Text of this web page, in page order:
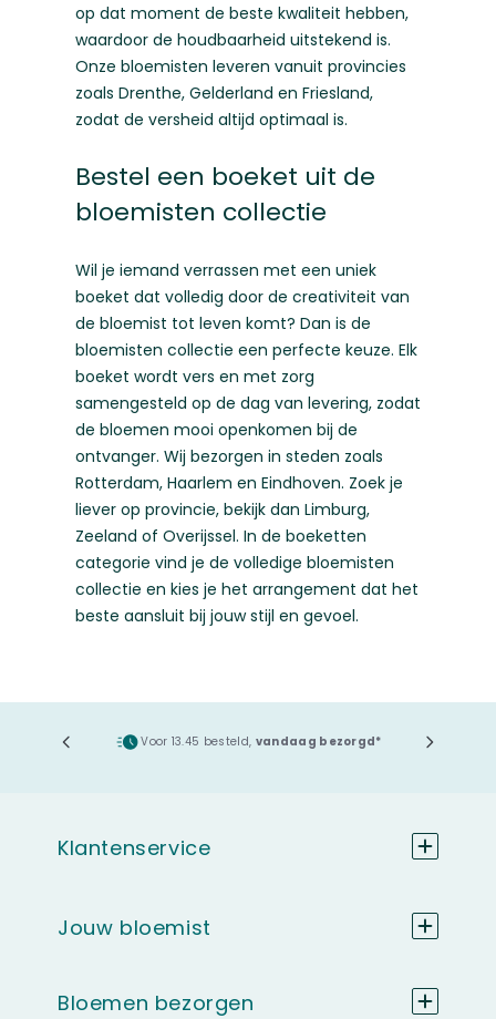
op dat moment de beste kwaliteit hebben,
waardoor de houdbaarheid uitstekend is.
Onze bloemisten leveren vanuit provincies
zoals Drenthe, Gelderland en Friesland,
zodat de versheid altijd optimaal is.
Bestel een boeket uit de
bloemisten collectie
Wil je iemand verrassen met een uniek
boeket dat volledig door de creativiteit van
de bloemist tot leven komt? Dan is de
bloemisten collectie een perfecte keuze. Elk
boeket wordt vers en met zorg
samengesteld op de dag van levering, zodat
de bloemen mooi openkomen bij de
ontvanger. Wij bezorgen in steden zoals
Rotterdam, Haarlem en Eindhoven. Zoek je
liever op provincie, bekijk dan Limburg,
Zeeland of Overijssel. In de boeketten
categorie vind je de volledige bloemisten
collectie en kies je het arrangement dat het
beste aansluit bij jouw stijl en gevoel.
Voor 13.45 besteld, vandaag bezorgd*
Klantenservice
Jouw bloemist
Bloemen bezorgen